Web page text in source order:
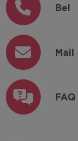
Bel
Mail
FAQ